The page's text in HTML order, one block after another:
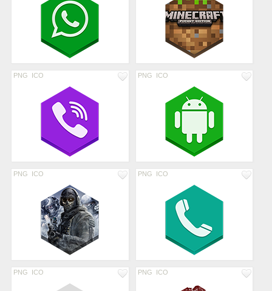
PNG ICO PNG ICO
PNG ICO PNG ICO
PNG ICO PNG ICO